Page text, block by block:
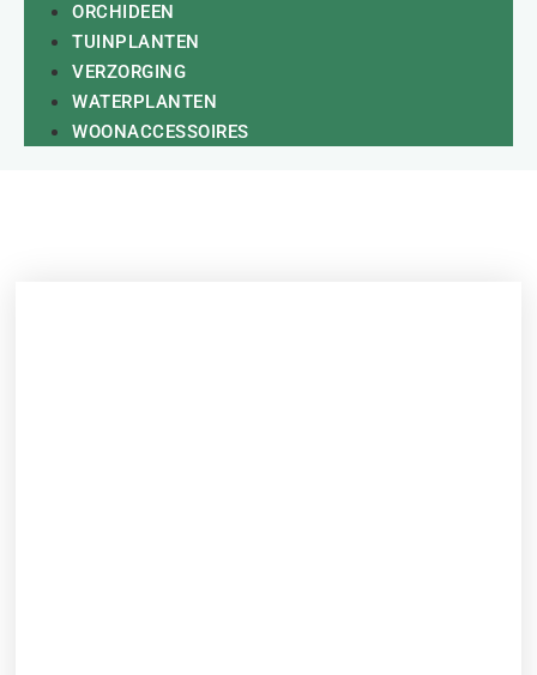
ORCHIDEEN
TUINPLANTEN
VERZORGING
WATERPLANTEN
WOONACCESSOIRES